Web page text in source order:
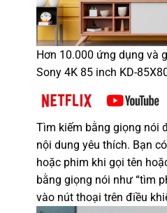
Hơn 10.000 ứng dụng và
Sony 4K 85 inch KD-
Tìm kiếm bằng giọng nói
nội dung yêu thích. Bạn
hoặc phim khi gọi tên
bằng giọng nói như “tìm
vào nút thoại trên điều